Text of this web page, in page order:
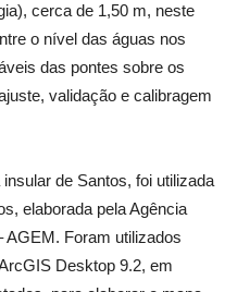
cerca de 1,50 m, neste
o nível das águas nos
das pontes sobre os
validação e calibragem
de Santos, foi utilizada
elaborada pela Agência
AGEM. Foram utilizados
Desktop 9.2, em